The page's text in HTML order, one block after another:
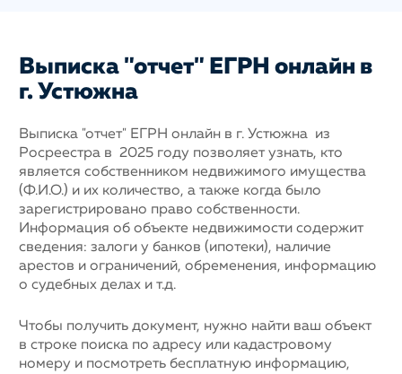
Выписка "отчет" ЕГРН онлайн в
г. Устюжна
Выписка "отчет" ЕГРН онлайн в г. Устюжна из
Росреестра в 2025 году позволяет узнать, кто
является собственником недвижимого имущества
(Ф.И.О.) и их количество, а также когда было
зарегистрировано право собственности.
Информация об объекте недвижимости содержит
сведения: залоги у банков (ипотеки), наличие
арестов и ограничений, обременения, информацию
о судебных делах и т.д.
Чтобы получить документ, нужно найти ваш объект
в строке поиска по адресу или кадастровому
номеру и посмотреть бесплатную информацию,